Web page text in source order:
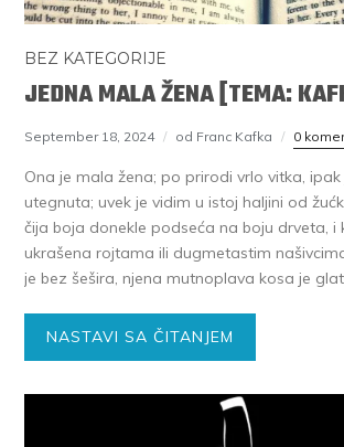
BEZ KATEGORIJE
JEDNA MALA ŽENA [TEMA:
September 18, 2024 od Franc Kafka 0
Ona je mala žena; po prirodi vrlo vitka, ipak
utegnuta; uvek je vidim u istoj haljini od
čija boja donekle podseća na boju drveta, i
ukrašena rojtama ili dugmetastim
je bez šešira, njena mutnoplava kosa je
NASTAVI SA ČITANJEM